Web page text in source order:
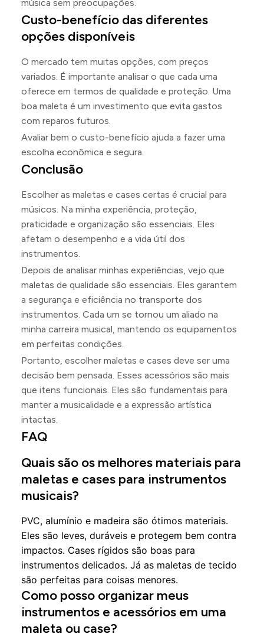
música sem preocupações.
Custo-benefício das diferentes
opções disponíveis
O mercado tem muitas opções, com preços
variados. É importante analisar o que cada uma
oferece em termos de qualidade e proteção. Uma
boa maleta é um investimento que evita gastos
com reparos futuros.
Avaliar bem o custo-benefício ajuda a fazer uma
escolha econômica e segura.
Conclusão
Escolher as maletas e cases certas é crucial para
músicos. Na minha experiência, proteção,
praticidade e organização são essenciais. Eles
afetam o desempenho e a vida útil dos
instrumentos.
Depois de analisar minhas experiências, vejo que
maletas de qualidade são essenciais. Eles garantem
a segurança e eficiência no transporte dos
instrumentos. Cada um se tornou um aliado na
minha carreira musical, mantendo os equipamentos
em perfeitas condições.
Portanto, escolher maletas e cases deve ser uma
decisão bem pensada. Esses acessórios são mais
que itens funcionais. Eles são fundamentais para
manter a musicalidade e a expressão artística
intactas.
FAQ
Quais são os melhores materiais para
maletas e cases para instrumentos
musicais?
PVC, alumínio e madeira são ótimos materiais.
Eles são leves, duráveis e protegem bem contra
impactos. Cases rígidos são boas para
instrumentos delicados. Já as maletas de tecido
são perfeitas para coisas menores.
Como posso organizar meus
instrumentos e acessórios em uma
maleta ou case?